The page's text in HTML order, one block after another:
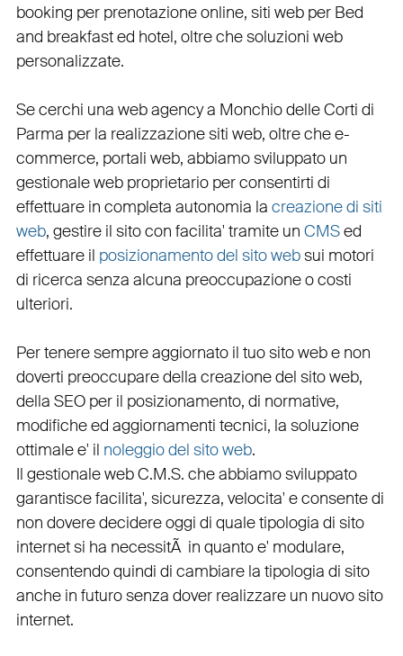
booking per prenotazione online, siti web per Bed
and breakfast ed hotel, oltre chesoluzioni web
personalizzate.
Se cerchi una web agency a Monchio delle Corti di
Parma per la realizzazione siti web, oltre chee-
commerce, portali web, abbiamo sviluppato un
gestionale webproprietario per consentirti di
effettuare in completa autonomia la creazione di siti
web, gestire il sito con facilita' tramite un CMSed
effettuare il posizionamento del sito websui motori
di ricerca senza alcuna preoccupazione o costi
ulteriori.
Per tenere sempre aggiornato il tuo sito web e non
doverti preoccupare della creazione del sito web,
della SEOper il posizionamento, di normative,
modifiche ed aggiornamenti tecnici, la soluzione
ottimale e' il noleggio del sito web.
Il gestionale web C.M.S. che abbiamo sviluppato
garantiscefacilita', sicurezza, velocita' e consente di
non dovere decidere oggi di quale tipologia di sito
internet si ha necessitÃ in quanto e' modulare,
consentendo quindi di cambiare la tipologia di sito
anche in futuro senza dover realizzare un nuovo sito
internet.